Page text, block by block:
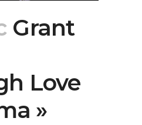
Grant
Love
»